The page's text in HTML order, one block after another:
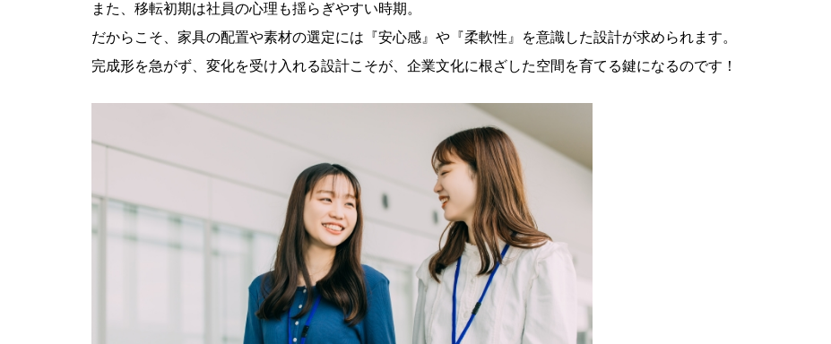
また、移転初期は社員の心理も揺らぎやすい時期。
だからこそ、家具の配置や素材の選定には『安心感』や『柔軟性』を意識した設計が求められます。
完成形を急がず、変化を受け入れる設計こそが、企業文化に根ざした空間を育てる鍵になるのです！